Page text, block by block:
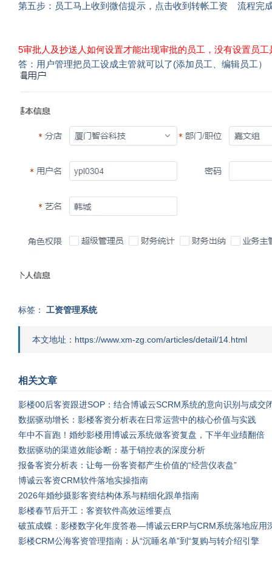
第五步：员工马上收到微信提示，点击收到转帐工资 流程完
5审批人及抄送人如何设置才能出现审批的员工，没有设置员
答：用户管理把员工设成主管就可以了(添加员工、编辑员工）
标签： 工资管理系统
本文地址：https://www.xm-zg.com/articles/detail/14.html
相关文章
影楼00后客资跟进SOP：结合博诚云SCRM系统的意向识别与成交
数据驱动增长：影楼客资分析表在日常运营中的核心价值与实践
年中不盲跑！婚纱影楼用博诚云系统做客资复盘，下半年业绩翻倍
数据驱动的渠道效能诊断：基于销控表的深度分析
报备客资分析表：让每一份客资都产生价值的“经营仪表盘”
博诚云客资CRM软件落地实操指南
2026年婚纱摄影客资结构体系与精细化跟单指南
影楼春节后开工：客资软件高效运维要点
破茧成蝶：影楼数字化年度答卷—博诚云ERP与CRM系统落地应用
影楼CRM公海客资管理指南：从“沉睡名单”到“复购与转介绍引擎